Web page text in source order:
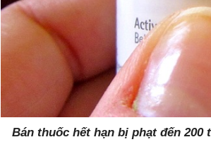
Bán thuốc hết hạn bị phạt đến